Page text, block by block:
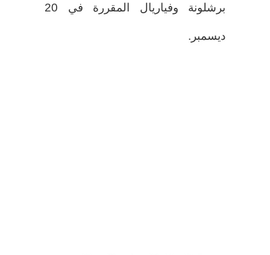
برشلونة وفياريال المقررة في 20
ديسمبر.